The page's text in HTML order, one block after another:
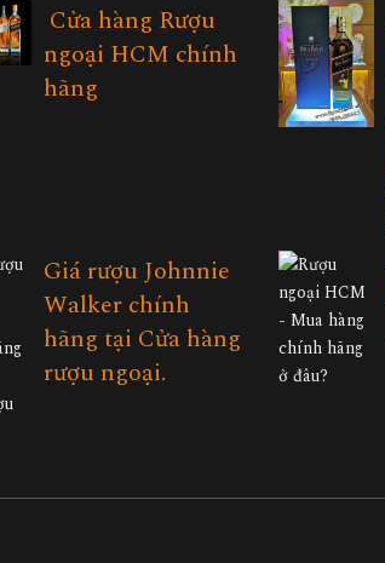
Cửa hàng Rượu
ngoại HCM chính
hãng
Giá rượu Johnnie
Walker chính
hãng tại Cửa hàng
rượu ngoại.